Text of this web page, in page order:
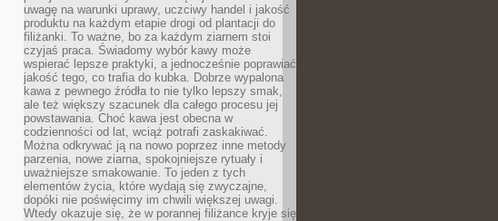
uwagę na warunki uprawy, uczciwy handel i jakość
produktu na każdym etapie drogi od plantacji do
filiżanki. To ważne, bo za każdym ziarnem stoi
czyjaś praca. Świadomy wybór kawy może
wspierać lepsze praktyki, a jednocześnie poprawiać
jakość tego, co trafia do kubka. Dobrze wypalona
kawa z pewnego źródła to nie tylko lepszy smak,
ale też większy szacunek dla całego procesu jej
powstawania. Choć kawa jest obecna w
codzienności od lat, wciąż potrafi zaskakiwać.
Można odkrywać ją na nowo poprzez inne metody
parzenia, nowe ziarna, spokojniejsze rytuały i
uważniejsze smakowanie. To jeden z tych
elementów życia, które wydają się zwyczajne,
dopóki nie poświęcimy im chwili większej uwagi.
Wtedy okazuje się, że w porannej filiżance kryje się